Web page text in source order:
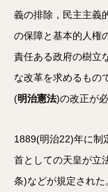
義の排除，民主主義
の保障と基本的人権
責任ある政府の樹立
な改革を求めるもの
(明治憲法)の改正が
1889(明治22)年に制
首としての天皇が立
条)などが規定され